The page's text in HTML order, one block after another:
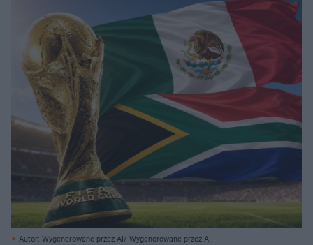
Autor: Wygenerowane przez AI/ Wygenerowane przez AI